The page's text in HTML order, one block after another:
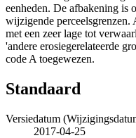
eenheden. De afbakening is
wijzigende perceelsgrenzen.
met een zeer lage tot
'andere erosiegerelateerde
code A toegewezen.
Standaard
Versiedatum
2017-04-25